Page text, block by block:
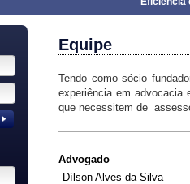
Equipe
Tendo como sócio
experiência em advocacia
que necessitem de
Advogado
Dílson Alves da Silva